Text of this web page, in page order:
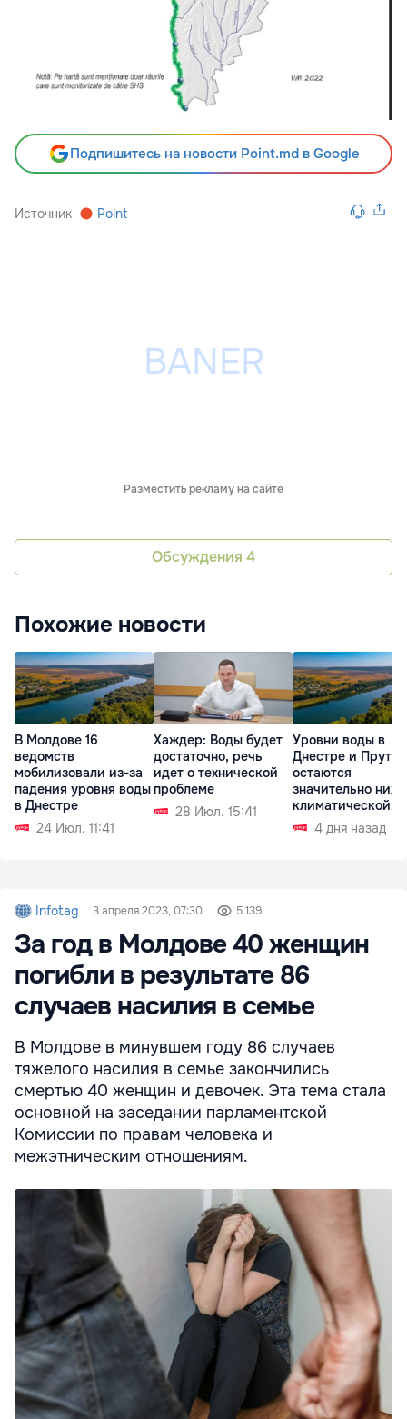
Подпишитесь на новости Point.md в Google
Источник Point
Разместить рекламу на сайте
Обсуждения 4
Похожие новости
В Молдове 16
ведомств
мобилизовали из-за
падения уровня воды
в Днестре
24 Июл. 11:41
Хаждер: Воды будет
достаточно, речь
идет о технической
проблеме
28 Июл. 15:41
Уровни воды в
Днестре и Пруте
остаются
значительно ниже
климатической
нормы4 дня назад
Infotag 3 апреля 2023, 07:30 5 139
За год в Молдове 40 женщин
погибли в результате 86
случаев насилия в семье
В Молдове в минувшем году 86 случаев
тяжелого насилия в семье закончились
смертью 40 женщин и девочек. Эта тема стала
основной на заседании парламентской
Комиссии по правам человека и
межэтническим отношениям.